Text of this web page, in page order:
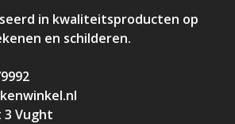
in kwaliteitsproducten op
en schilderen.
Vught